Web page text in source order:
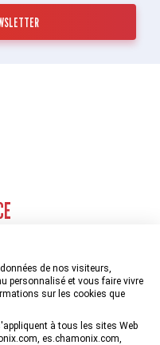
de nos visiteurs,
personnalisé et vous faire vivre
sur les cookies que
à tous les sites Web
es.chamonix.com,